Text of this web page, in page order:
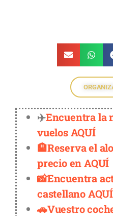
✈️Encuentra la
vuelos AQUÍ
🏨Reserva el
precio en AQUÍ
📸Encuentra
castellano AQUÍ
🚗Vuestro